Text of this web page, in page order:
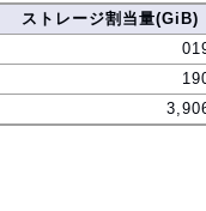
ストレージ割当量(GiB)